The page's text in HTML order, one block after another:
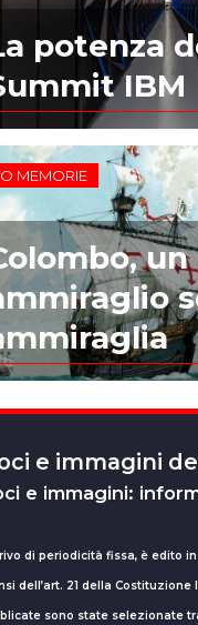
potenza
IBM
MEMORIE
un
e immagini
e immagini:
di periodicità fissa, è edito
dell’art. 21 della
sono state selezionate